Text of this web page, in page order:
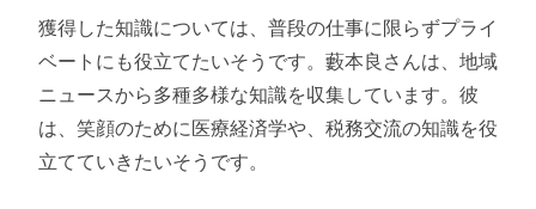
獲得した知識については、普段の仕事に限らずプライ
ベートにも役立てたいそうです。藪本良さんは、地域
ニュースから多種多様な知識を収集しています。彼
は、笑顔のために医療経済学や、税務交流の知識を役
立てていきたいそうです。